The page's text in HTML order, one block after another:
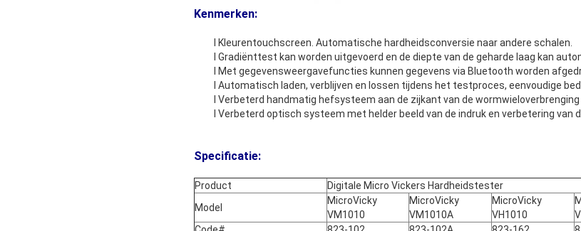
Kenmerken:
l Kleurentouchscreen. Automatische hardheidsconversie naar andere schalen.
l Gradiënttest kan worden uitgevoerd en de diepte van de geharde laag kan
l Met gegevensweergavefuncties kunnen gegevens via Bluetooth worden
l Automatisch laden, verblijven en lossen tijdens het testproces, eenvoudige
l Verbeterd handmatig hefsysteem aan de zijkant van de
l Verbeterd optisch systeem met helder beeld van de indruk en verbetering van
Specificatie:
Product
Digitale Micro Vickers Hardheidstester
Model
MicroVicky
VM1010
MicroVicky
VM1010A
MicroVicky
VH1010